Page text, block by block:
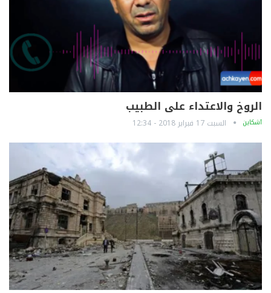
الروخ والاعتداء على الطبيب
آشكاين السبت 17 فبراير 2018 - 12:34